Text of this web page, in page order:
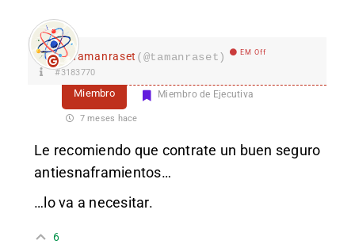
Tamanraset (@tamanraset) EM Off
#3183770
Miembro Miembro de Ejecutiva
7 meses hace
Le recomiendo que contrate un buen seguro
antiesnaframientos…
…lo va a necesitar.
6